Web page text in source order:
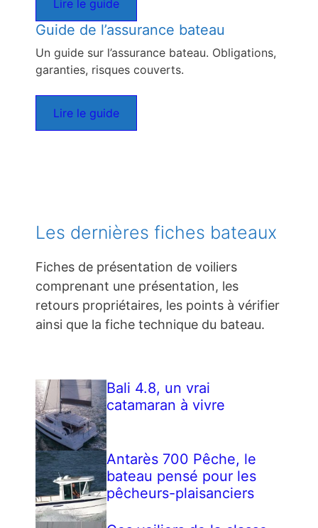
Lire le guide
Guide de l’assurance bateau
Un guide sur l’assurance bateau. Obligations,
garanties, risques couverts.
Lire le guide
Les dernières fiches bateaux
Fiches de présentation de voiliers
comprenant une présentation, les
retours propriétaires, les points à vérifier
ainsi que la fiche technique du bateau.
Bali 4.8, un vrai
catamaran à vivre
Antarès 700 Pêche, le
bateau pensé pour les
pêcheurs-plaisanciers